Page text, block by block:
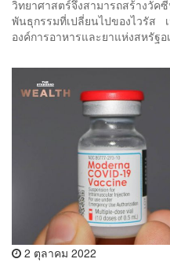
วิทยาศาสตร์จึงสามารถสร้างวั
พันธุกรรมที่เปลี่ยนไปของไวรัส
องค์การอาหารและยาแห่งสหรัฐอ
2 ตุลาคม 2022